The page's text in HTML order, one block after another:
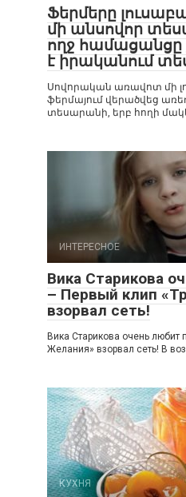
Ֆերմերը
մի անսովոր
ողջ համացանցը
է իրականում
Սովորական առավոտ մի
ֆերմայում վերածվեց
տեսարանի, երբ հողի
ИНТЕРЕСНОЕ
Вика Старикова
– Первый клип
взорвал сеть!
Вика Старикова очень любит
Желания» взорвал сеть! В
КУХНЯ